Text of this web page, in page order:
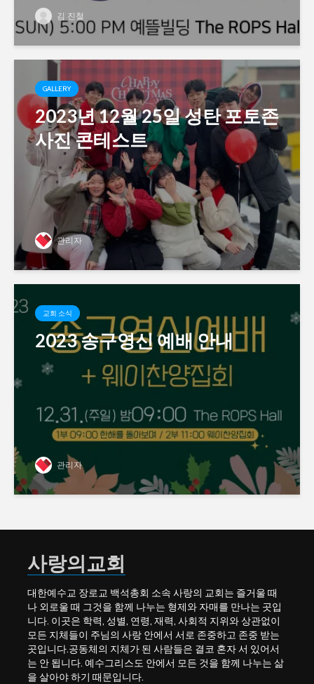
김 진철
GALLERY
2023년 12월 25일 성탄 포토존
사진 콘테스트
관리자
교회 소식
2023 송구영신 예배 안내
관리자
사랑의교회
대한예수교 장로교 백석총회 소속 사랑의 교회는 즐거울 때
나 외로울 때 그것을 함께 나누는 형제와 자매를 만나는 곳입
니다. 이곳은 학력, 성별, 연령, 재력, 사회적 지위와 상관없이
모든 지체들이 주님의 사랑 안에서 서로 존중하고 존중 받는
곳입니다.공동체의 지체가 된 사람들은 결코 혼자 서 있어서
는 안 됩니다. 예수그리스도 안에서 모든 것을 함께 나누는 삶
을 살아야 하기 때문입니다.